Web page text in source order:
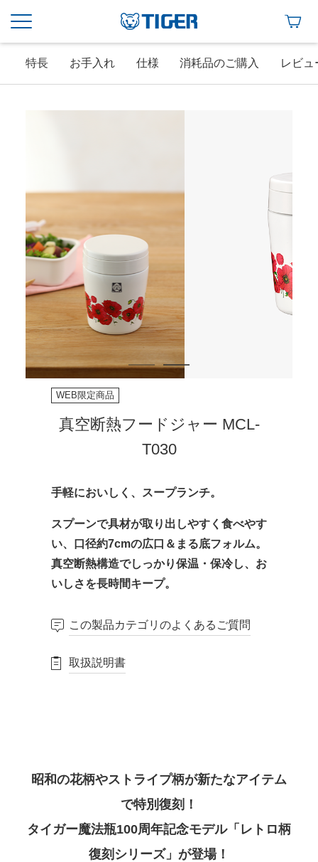
特長 お手入れ 仕様 消耗品のご購入 レビュ
WEB限定商品
真空断熱フードジャー MCL-
T030
手軽においしく、スープランチ。
スプーンで具材が取り出しやすく食べやす
い、口径約7cmの広口＆まる底フォルム。
真空断熱構造でしっかり保温・保冷し、お
いしさを長時間キープ。
この製品カテゴリのよくあるご質問
取扱説明書
昭和の花柄やストライプ柄が新たなアイテム
で特別復刻！
タイガー魔法瓶100周年記念モデル「レトロ柄
復刻シリーズ」が登場！